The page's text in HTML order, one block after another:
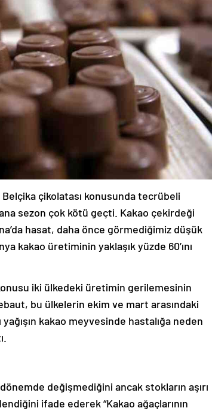
Belçika çikolatası konusunda tecrübeli
sezon çok kötü geçti. Kakao çekirdeği
hasat, daha önce görmediğimiz düşük
kakao üretiminin yaklaşık yüzde 60’ını
iki ülkedeki üretimin gerilemesinin
bu ülkelerin ekim ve mart arasındaki
yağışın kakao meyvesinde hastalığa neden
değişmediğini ancak stokların aşırı
ifade ederek “Kakao ağaçlarının